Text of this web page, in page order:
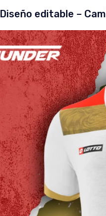
Diseño editable –